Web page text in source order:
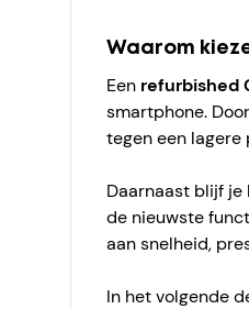
Waarom
Een refurbished
smartphone.
tegen een lagere
Daarnaast blijf
de nieuwste
aan snelheid,
In het volgende